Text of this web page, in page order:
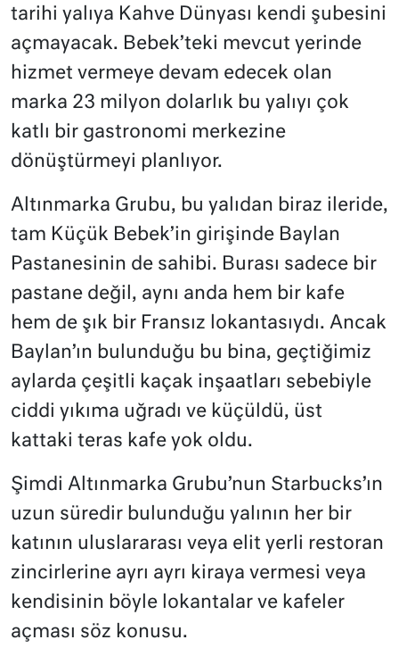
tarihi yalıya Kahve Dünyası kendi şubesini
açmayacak. Bebek’teki mevcut yerinde
hizmet vermeye devam edecek olan
marka 23 milyon dolarlık bu yalıyı çok
katlı bir gastronomi merkezine
dönüştürmeyi planlıyor.
Altınmarka Grubu, bu yalıdan biraz ileride,
tam Küçük Bebek’in girişinde Baylan
Pastanesinin de sahibi. Burası sadece bir
pastane değil, aynı anda hem bir kafe
hem de şık bir Fransız lokantasıydı. Ancak
Baylan’ın bulunduğu bu bina, geçtiğimiz
aylarda çeşitli kaçak inşaatları sebebiyle
ciddi yıkıma uğradı ve küçüldü, üst
kattaki teras kafe yok oldu.
Şimdi Altınmarka Grubu’nun Starbucks’ın
uzun süredir bulunduğu yalının her bir
katının uluslararası veya elit yerli restoran
zincirlerine ayrı ayrı kiraya vermesi veya
kendisinin böyle lokantalar ve kafeler
açması söz konusu.